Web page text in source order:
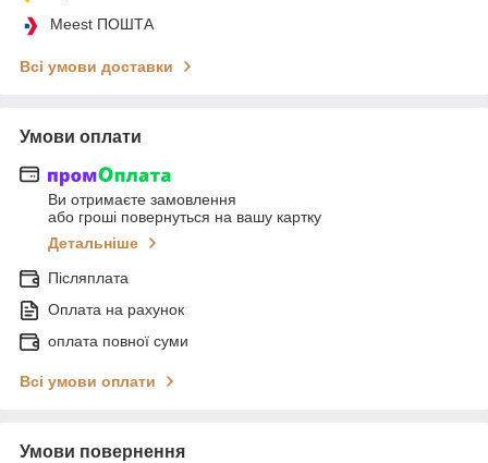
Meest ПОШТА
Всі умови доставки
Умови оплати
Ви отримаєте замовлення
або гроші повернуться на вашу картку
Детальніше
Післяплата
Оплата на рахунок
оплата повної суми
Всі умови оплати
Умови повернення